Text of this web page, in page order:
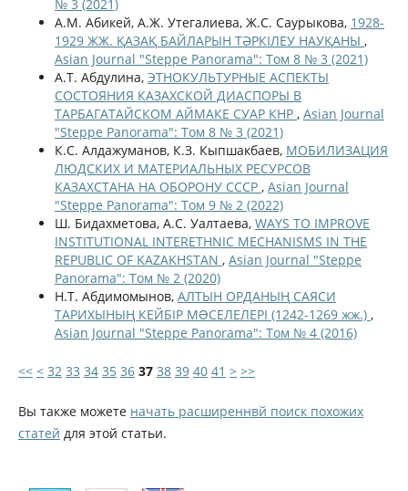
№ 3 (2021)
А.М. Абикей, А.Ж. Утегалиева, Ж.С. Саурыкова, 1928-
1929 ЖЖ. ҚАЗАҚ БАЙЛАРЫН ТӘРКІЛЕУ НАУҚАНЫ ,
Asian Journal "Steppe Panorama": Том 8 № 3 (2021)
А.Т. Абдулина, ЭТНОКУЛЬТУРНЫЕ АСПЕКТЫ
СОСТОЯНИЯ КАЗАХСКОЙ ДИАСПОРЫ В
ТАРБАГАТАЙСКОМ АЙМАКЕ СУАР КНР , Asian Journal
"Steppe Panorama": Том 8 № 3 (2021)
К.С. Алдажуманов, К.З. Кыпшакбаев, МОБИЛИЗАЦИЯ
ЛЮДСКИХ И МАТЕРИАЛЬНЫХ РЕСУРСОВ
КАЗАХСТАНА НА ОБОРОНУ СССР , Asian Journal
"Steppe Panorama": Том 9 № 2 (2022)
Ш. Бидахметова, А.С. Уалтаева, WAYS TO IMPROVE
INSTITUTIONAL INTERETHNIC MECHANISMS IN THE
REPUBLIC OF KAZAKHSTAN , Asian Journal "Steppe
Panorama": Том № 2 (2020)
Н.Т. Абдимомынов, АЛТЫН ОРДАНЫҢ САЯСИ
ТАРИХЫНЫҢ КЕЙБІР МƏСЕЛЕЛЕРІ (1242-1269 жж.) ,
Asian Journal "Steppe Panorama": Том № 4 (2016)
<< < 32 33 34 35 36 37 38 39 40 41 > >>
Вы также можете начать расширеннвй поиск похожих
статей для этой статьи.